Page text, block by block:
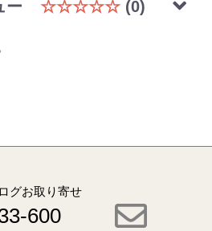
ー ☆☆☆☆☆ (0)
グお取り寄せ
600